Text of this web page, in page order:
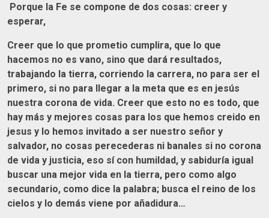
Porque la Fe se compone de dos cosas: creer y
esperar,
Creer que lo que prometio cumplira, que lo que
hacemos no es vano, sino que dará resultados,
trabajando la tierra, corriendo la carrera, no para ser el
primero, si no para llegar a la meta que es en jesús
nuestra corona de vida. Creer que esto no es todo, que
hay más y mejores cosas para los que hemos creido en
jesus y lo hemos invitado a ser nuestro señor y
salvador, no cosas perecederas ni banales si no corona
de vida y justicia, eso sí con humildad, y sabiduría igual
buscar una mejor vida en la tierra, pero como algo
secundario, como dice la palabra; busca el reino de los
cielos y lo demás viene por añadidura…